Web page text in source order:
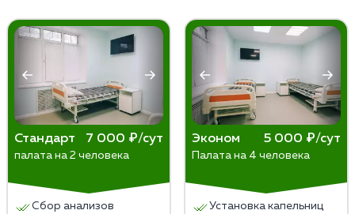
изменение образа жизни. Раннее обращение
специалистов увеличивает шансы на успешное
выздоровление.
Стандарт 7 000 ₽/сут
палата на 2 человека
Сбор анализов
Эконом 5 000 ₽/сут
Палата на 4 человека
Установка капельниц